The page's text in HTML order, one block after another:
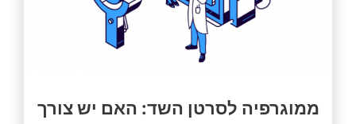
ממוגרפיה לסרטן השד: האם יש צורך